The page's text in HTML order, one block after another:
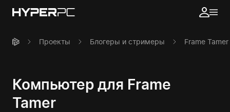
Проекты Блогеры и стримеры Frame Tamer
Компьютер для Frame
Tamer